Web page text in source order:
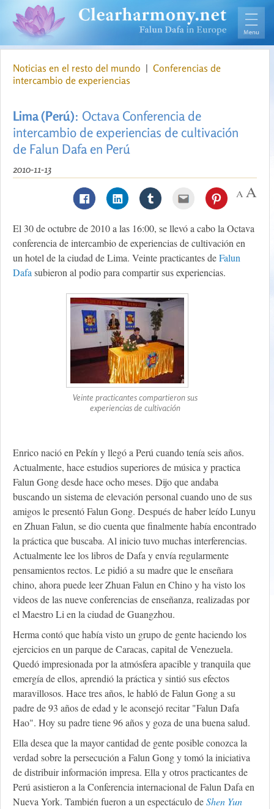
Noticias en el resto del mundo | Conferencias de
intercambio de experiencias
Lima (Perú): Octava Conferencia de
intercambio de experiencias de cultivación
de Falun Dafa en Perú
2010-11-13
El 30 de octubre de 2010 a las 16:00, se llevó a cabo la Octava
conferencia de intercambio de experiencias de cultivación en
un hotel de la ciudad de Lima. Veinte practicantes deFalun
Dafasubieron al podio para compartir sus experiencias.
Veinte practicantes compartieron sus
experiencias de cultivación
Enrico nació en Pekín y llegó a Perú cuando tenía seis años.
Actualmente, hace estudios superiores de música y practica
Falun Gong desde hace ocho meses. Dijo que andaba
buscando un sistema de elevación personal cuando uno de sus
amigos le presentó Falun Gong. Después de haber leído Lunyu
en Zhuan Falun, se dio cuenta que finalmente había encontrado
la práctica que buscaba. Al inicio tuvo muchas interferencias.
Actualmente lee los libros de Dafa y envía regularmente
pensamientos rectos. Le pidió a su madre que le enseñara
chino, ahora puede leer Zhuan Falun en Chino y ha visto los
videos de las nueve conferencias de enseñanza, realizadas por
el Maestro Li en la ciudad de Guangzhou.
Herma contó que había visto un grupo de gente haciendo los
ejercicios en un parque de Caracas, capital de Venezuela.
Quedó impresionada por la atmósfera apacible y tranquila que
emergía de ellos, aprendió la práctica y sintió sus efectos
maravillosos. Hace tres años, le habló de Falun Gong a su
padre de 93 años de edad y le aconsejó recitar "Falun Dafa
Hao". Hoy su padre tiene 96 años y goza de una buena salud.
Ella desea que la mayor cantidad de gente posible conozca la
verdad sobre la persecución a Falun Gong y tomó la iniciativa
de distribuir información impresa. Ella y otros practicantes de
Perú asistieron a la Conferencia internacional de Falun Dafa en
Nueva York. También fueron a un espectáculo deShen Yun